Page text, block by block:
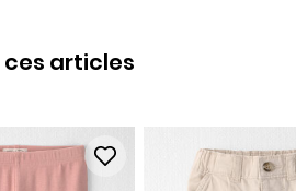
articles